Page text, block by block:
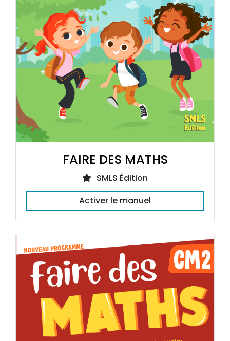
FAIRE DES MATHS
SMLS Édition
Activer le manuel